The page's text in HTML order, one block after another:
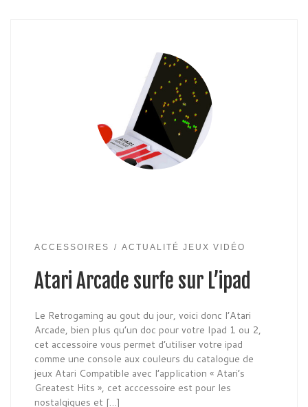
ACCESSOIRES ACTUALITÉ JEUX VIDÉO
Atari Arcade surfe sur L’ipad
Le Retrogaming au gout du jour, voici donc l’Atari
Arcade, bien plus qu’un doc pour votre Ipad 1 ou 2,
cet accessoire vous permet d’utiliser votre ipad
comme une console aux couleurs du catalogue de
jeux Atari Compatible avec l’application « Atari’s
Greatest Hits », cet acccessoire est pour les
nostalgiques et […]